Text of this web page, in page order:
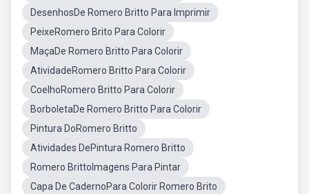
DesenhosDe Romero Britto Para Imprimir
PeixeRomero Brito Para Colorir
MaçaDe Romero Britto Para Colorir
AtividadeRomero Britto Para Colorir
CoelhoRomero Britto Para Colorir
BorboletaDe Romero Britto Para Colorir
Pintura DoRomero Britto
Atividades DePintura Romero Britto
Romero BrittoImagens Para Pintar
Capa De CadernoPara Colorir Romero Brito